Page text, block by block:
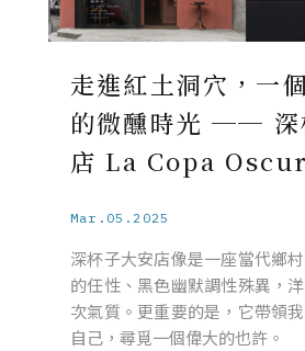
走進紅土洞穴，一
的微醺時光 ── 深
店 La Copa
Mar.05.2025
深杯子大安店像是一座當代鄉
的任性、黑色幽默調性殊異，
次氣質。更重要的是，它帶領
自己，尋覓一個偉大的也許。